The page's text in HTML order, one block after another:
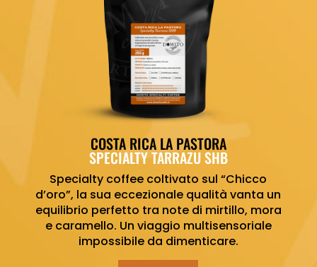
COSTA RICA LA PASTORA
SPECIALTY TARRAZU SHB
Specialty coffee coltivato sul “Chicco
d’oro”, la sua eccezionale qualità vanta un
equilibrio perfetto tra note di mirtillo, mora
e caramello. Un viaggio multisensoriale
impossibile da dimenticare.